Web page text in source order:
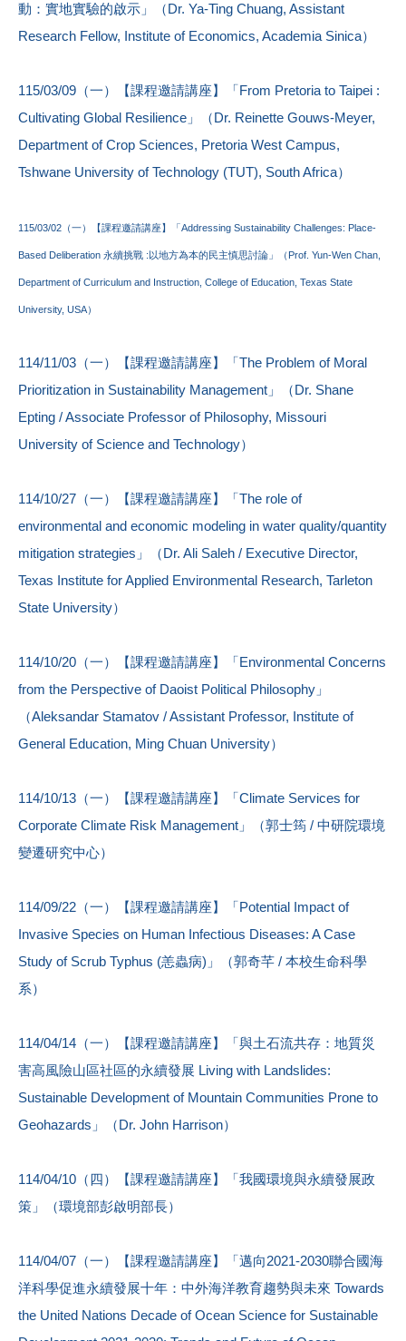
動：實地實驗的啟示」（Dr. Ya-Ting Chuang, Assistant
Research Fellow, Institute of Economics, Academia Sinica）
115/03/09（一）【課程邀請講座】「From Pretoria to Taipei :
Cultivating Global Resilience」（Dr. Reinette Gouws-Meyer,
Department of Crop Sciences, Pretoria West Campus,
Tshwane University of Technology (TUT), South Africa）
115/03/02（一）【課程邀請講座】「Addressing Sustainability Challenges: Place-
Based Deliberation 永續挑戰 :以地方為本的民主慎思討論」（Prof. Yun-Wen Chan,
Department of Curriculum and Instruction, College of Education, Texas State
University, USA）
114/11/03（一）【課程邀請講座】「The Problem of Moral
Prioritization in Sustainability Management」（Dr. Shane
Epting / Associate Professor of Philosophy, Missouri
University of Science and Technology）
114/10/27（一）【課程邀請講座】「The role of
environmental and economic modeling in water quality/quantity
mitigation strategies」（Dr. Ali Saleh / Executive Director,
Texas Institute for Applied Environmental Research, Tarleton
State University）
114/10/20（一）【課程邀請講座】「Environmental Concerns
from the Perspective of Daoist Political Philosophy」
（Aleksandar Stamatov / Assistant Professor, Institute of
General Education, Ming Chuan University）
114/10/13（一）【課程邀請講座】「Climate Services for
Corporate Climate Risk Management」（郭士筠 / 中研院環境
變遷研究中心）
114/09/22（一）【課程邀請講座】「Potential Impact of
Invasive Species on Human Infectious Diseases: A Case
Study of Scrub Typhus (恙蟲病)」（郭奇芊 / 本校生命科學
系）
114/04/14（一）【課程邀請講座】「與土石流共存：地質災
害高風險山區社區的永續發展 Living with Landslides:
Sustainable Development of Mountain Communities Prone to
Geohazards」（Dr. John Harrison）
114/04/10（四）【課程邀請講座】「我國環境與永續發展政
策」（環境部彭啟明部長）
114/04/07（一）【課程邀請講座】「邁向2021-2030聯合國海
洋科學促進永續發展十年：中外海洋教育趨勢與未來 Towards
the United Nations Decade of Ocean Science for Sustainable